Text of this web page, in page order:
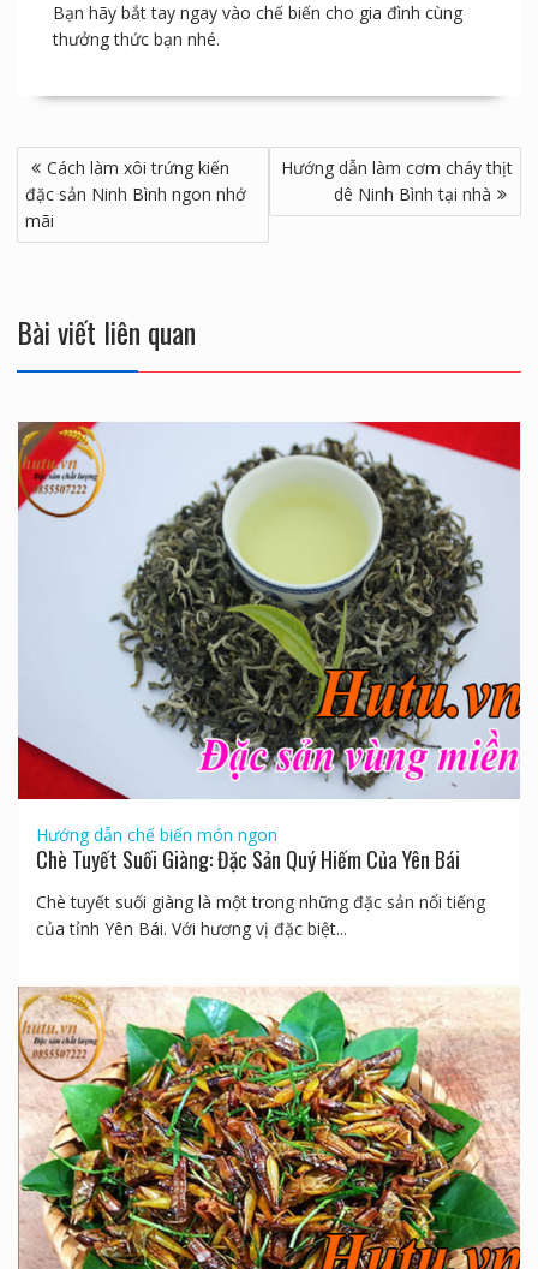
Bạn hãy bắt tay ngay vào chế biến cho gia đình cùng
thưởng thức bạn nhé.
Điều
hướng
bài
viết
Cách làm xôi trứng kiến
đặc sản Ninh Bình ngon nhớ
mãi
Hướng dẫn làm cơm cháy thịt
dê Ninh Bình tại nhà
Bài viết liên quan
Hướng dẫn chế biến món ngon
Chè Tuyết Suối Giàng: Đặc Sản Quý Hiếm Của Yên Bái
Chè tuyết suối giàng là một trong những đặc sản nổi tiếng
của tỉnh Yên Bái. Với hương vị đặc biệt...